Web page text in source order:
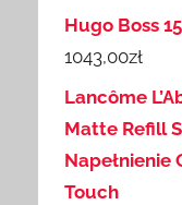
Hugo Boss
1043,00zł
Lancôme
Matte Refill
Napełnienie
Touch